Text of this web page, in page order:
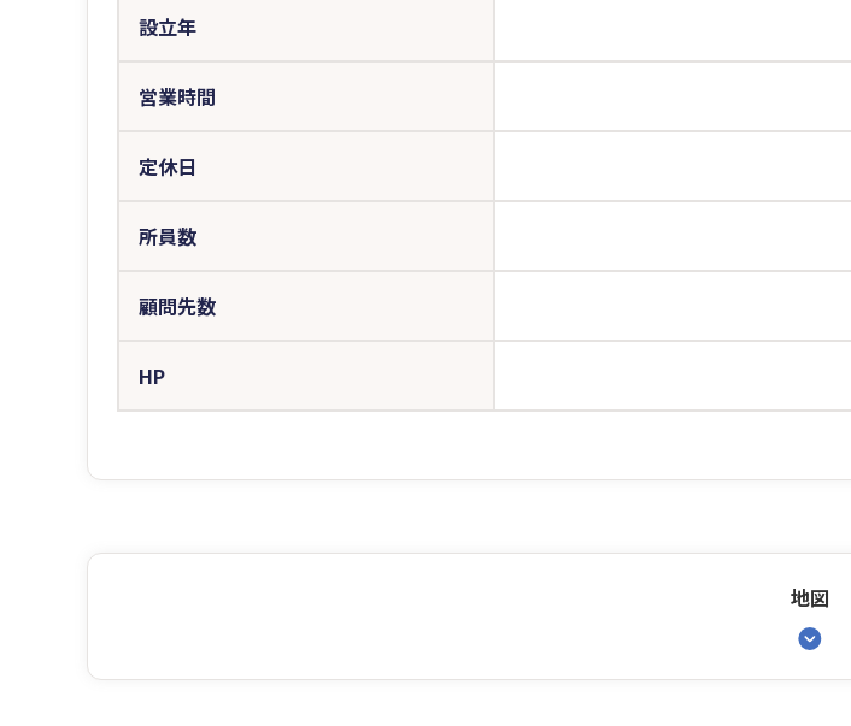
設立年
営業時間
定休日
所員数
顧問先数
HP
地図